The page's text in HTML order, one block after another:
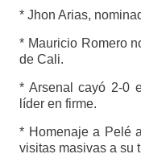
* Jhon Arias,
* Mauricio Romero
de Cali.
* Arsenal cayó 2-0
líder en firme.
* Homenaje a Pelé
visitas masivas a su